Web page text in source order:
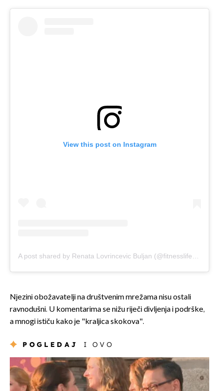
View this post on Instagram
A post shared by Renata Lovrincevic Buljan (@fitnesslife_by_renata_)
Njezini obožavatelji na društvenim mrežama nisu ostali
ravnodušni. U komentarima se nižu riječi divljenja i podrške,
a mnogi ističu kako je "kraljica skokova".
POGLEDAJ I OVO